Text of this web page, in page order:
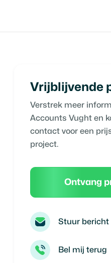
Vrijblijvende
Verstrek meer
Accounts Vughten
contact voor een
project.
Ontvang
Stuur bericht
Bel mij terug